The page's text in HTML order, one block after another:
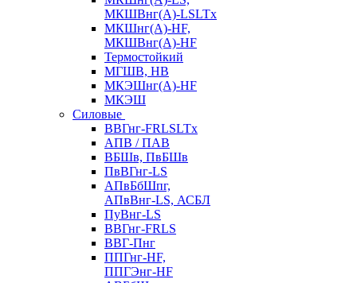
МКШВнг(А)-LSLTx
МКШнг(А)-HF,
МКШВнг(А)-HF
Термостойкий
МГШВ, НВ
МКЭШнг(А)-HF
МКЭШ
Силовые
ВВГнг-FRLSLTx
АПВ / ПАВ
ВБШв, ПвБШв
ПвВГнг-LS
АПвБбШпг,
АПвВнг-LS, АСБЛ
ПуВнг-LS
ВВГнг-FRLS
ВВГ-Пнг
ППГнг-HF,
ППГЭнг-HF